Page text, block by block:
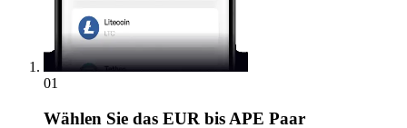
01
Wählen Sie das EUR bis APE Paar